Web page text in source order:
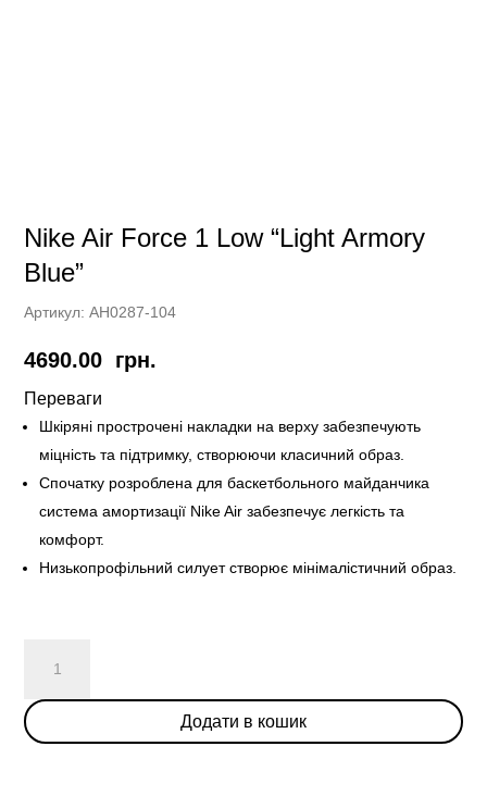
Nike Air Force 1 Low “Light Armory
Blue”
Артикул:AH0287-104
4690.00 грн.
Переваги
Шкіряні прострочені накладки на верху забезпечують
міцність та підтримку, створюючи класичний образ.
Спочатку розроблена для баскетбольного майданчика
система амортизації Nike Air забезпечує легкість та
комфорт.
Низькопрофільний силует створює мінімалістичний образ.
Force
1
Додати в кошик